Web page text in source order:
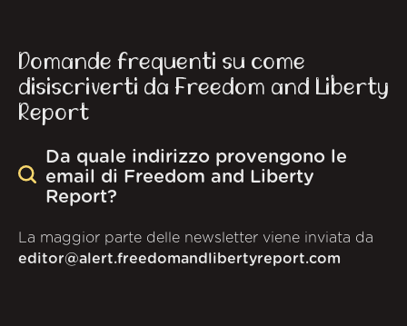
Domande frequenti su come
disiscriverti da Freedom and Liberty
Report
Da quale indirizzo provengono le
email di Freedom and Liberty
Report?
La maggior parte delle newsletter viene inviata da
editor@alert.freedomandlibertyreport.com